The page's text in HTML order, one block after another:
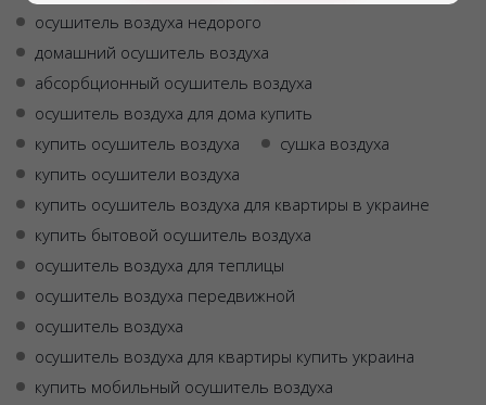
осушитель воздуха недорого
домашний осушитель воздуха
абсорбционный осушитель воздуха
осушитель воздуха для дома купить
купить осушитель воздуха
сушка воздуха
купить осушители воздуха
купить осушитель воздуха для квартиры в украине
купить бытовой осушитель воздуха
осушитель воздуха для теплицы
осушитель воздуха передвижной
осушитель воздуха
осушитель воздуха для квартиры купить украина
купить мобильный осушитель воздуха